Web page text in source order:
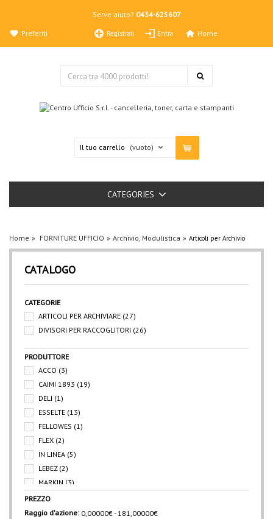
Serve aiuto? 0434-625607
Registrati Entra
Preferiti Home
Il tuo carrello (vuoto)
CATEGORIES
Home FORNITURE UFFICIO Archivio, Modulistica Articoli per Archivio
CATALOGO
CATEGORIE
ARTICOLI PER ARCHIVIARE (27)
DIVISORI PER RACCOGLITORI (26)
PRODUTTORE
ACCO (3)
CAIMI 1893 (19)
DELI (1)
ESSELTE (13)
FELLOWES (1)
FLEX (2)
IN LINEA (5)
LEBEZ(2)
MARKIN (3)
OD(2)
SIAM(2)
PREZZO
Raggio d'azione: 0,00000€ - 181,00000€